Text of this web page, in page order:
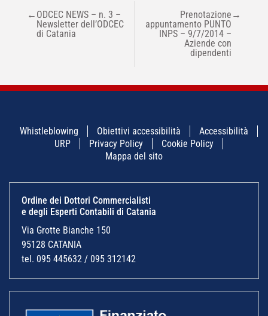
NAVIGAZIONE
ARTICOLI
← ODCEC NEWS – n. 3 –
Newsletter dell’ODCEC
di Catania
Prenotazione
appuntamento PUNTO
INPS – 9/7/2014 –
Aziende con
dipendenti
→
Whistleblowing Obiettivi accessibilità
Accessibilità
URP
Privacy Policy
Cookie Policy
Mappa del sito
Ordine dei Dottori Commercialisti
e degli Esperti Contabili di Catania
Via Grotte Bianche 150
95128 CATANIA
tel. 095 445632 / 095 312142